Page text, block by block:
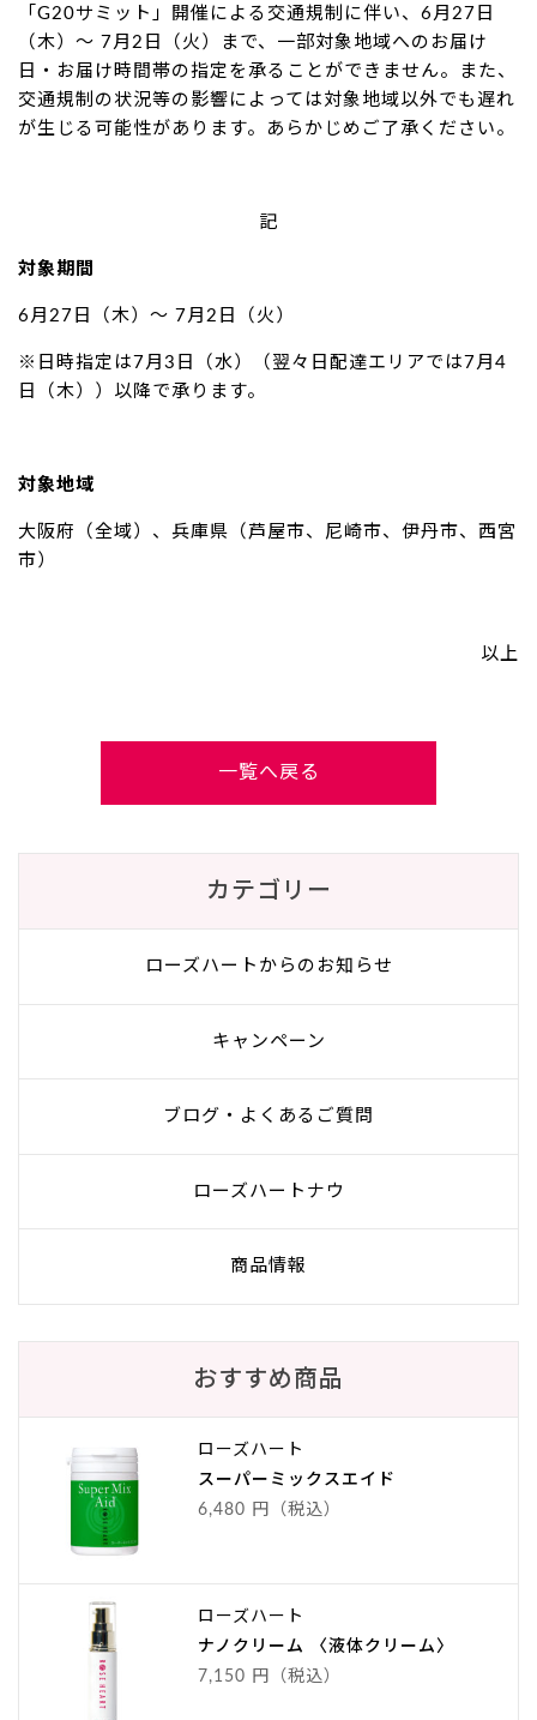
「G20サミット」開催による交通規制に伴い、6月27日
（木）～ 7月2日（火）まで、一部対象地域へのお届け
日・お届け時間帯の指定を承ることができません。また、
交通規制の状況等の影響によっては対象地域以外でも遅れ
が生じる可能性があります。あらかじめご了承ください。
記
対象期間
6月27日（木）～ 7月2日（火）
※日時指定は7月3日（水）（翌々日配達エリアでは7月4
日（木））以降で承ります。
対象地域
大阪府（全域）、兵庫県（芦屋市、尼崎市、伊丹市、西宮
市）
以上
一覧へ戻る
カテゴリー
ローズハートからのお知らせ
キャンペーン
ブログ・よくあるご質問
ローズハートナウ
商品情報
おすすめ商品
ローズハート
スーパーミックスエイド
6,480 円（税込）
ローズハート
ナノクリーム 〈液体クリーム〉
7,150 円（税込）